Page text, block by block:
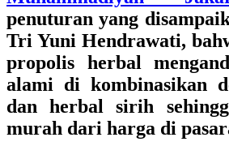
penuturan yang
Tri Yuni Hendrawati,
propolis herbal
alami di kombinasikan
dan herbal sirih
murah dari harga di